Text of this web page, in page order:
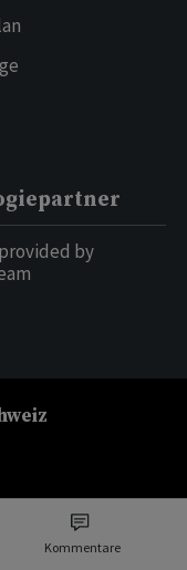
Kommentare
by